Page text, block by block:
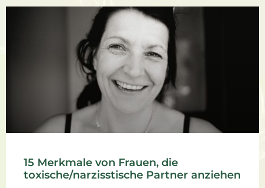
15 Merkmale von Frauen, die
toxische/narzisstische Partner anziehen